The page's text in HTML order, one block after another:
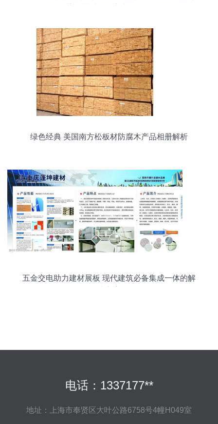
绿色经典 美国南方松板材防腐木产品相册解析
五金交电助力建材展板 现代建筑必备集成一体的解
电话：1337177**
地址：上海市奉贤区大叶公路6758号4幢H049室